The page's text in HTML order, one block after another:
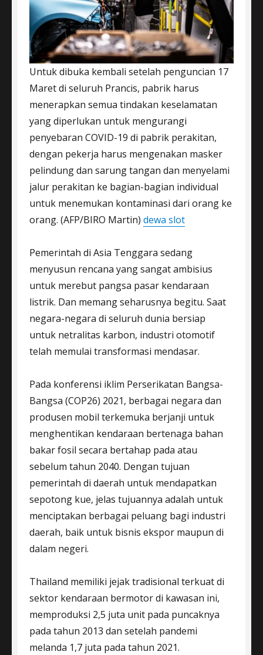
Untuk dibuka kembali setelah penguncian 17
Maret di seluruh Prancis, pabrik harus
menerapkan semua tindakan keselamatan
yang diperlukan untuk mengurangi
penyebaran COVID-19 di pabrik perakitan,
dengan pekerja harus mengenakan masker
pelindung dan sarung tangan dan menyelami
jalur perakitan ke bagian-bagian individual
untuk menemukan kontaminasi dari orang ke
orang. (AFP/BIRO Martin) dewa slot
Pemerintah di Asia Tenggara sedang
menyusun rencana yang sangat ambisius
untuk merebut pangsa pasar kendaraan
listrik. Dan memang seharusnya begitu. Saat
negara-negara di seluruh dunia bersiap
untuk netralitas karbon, industri otomotif
telah memulai transformasi mendasar.
Pada konferensi iklim Perserikatan Bangsa-
Bangsa (COP26) 2021, berbagai negara dan
produsen mobil terkemuka berjanji untuk
menghentikan kendaraan bertenaga bahan
bakar fosil secara bertahap pada atau
sebelum tahun 2040. Dengan tujuan
pemerintah di daerah untuk mendapatkan
sepotong kue, jelas tujuannya adalah untuk
menciptakan berbagai peluang bagi industri
daerah, baik untuk bisnis ekspor maupun di
dalam negeri.
Thailand memiliki jejak tradisional terkuat di
sektor kendaraan bermotor di kawasan ini,
memproduksi 2,5 juta unit pada puncaknya
pada tahun 2013 dan setelah pandemi
melanda 1,7 juta pada tahun 2021.